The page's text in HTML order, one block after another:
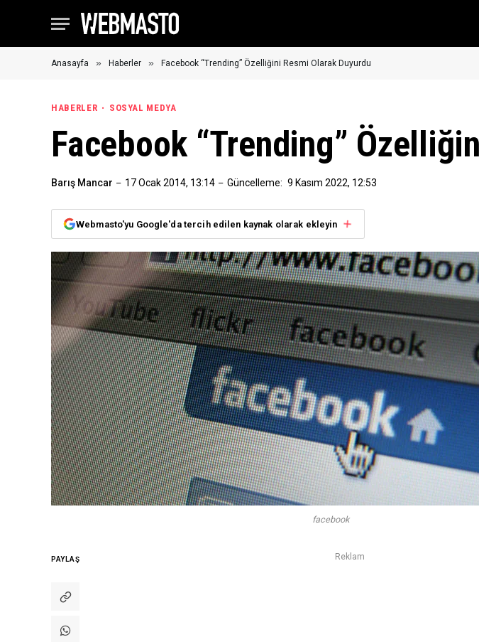
Anasayfa » Haberler » Facebook “Trending” Özelliğini Resmi Olarak Duyurdu
HABERLER SOSYAL MEDYA
Facebook “Trending”
Barış Mancar 17 Ocak 2014, 13:14 Güncelleme: 9 Kasım 2022, 12:53
Webmasto'yu Google'da tercih edilen kaynak olarak ekleyin
facebook
PAYLAŞ Reklam